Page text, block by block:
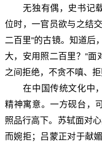
无独有偶，史书记载
位时，一官员欲与之结
二百里”的古镜。知道后
大，安用照二百里？”面
之间拒绝，不贪不嗔、拒
在中国传统文化中，
精神寓意。一方砚台，
照品行高下。苏轼面对
而婉拒；吕蒙正对于献